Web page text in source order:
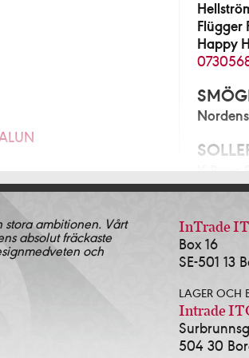
Tapet Alingsås 0322-
AB
Happy
Norrort
Blå
Lidens
InTrade
Box 16
SE-501 13
LAGER OCH
Intrade
504 30
ambitionen. Vårt
absolut fräckaste
och